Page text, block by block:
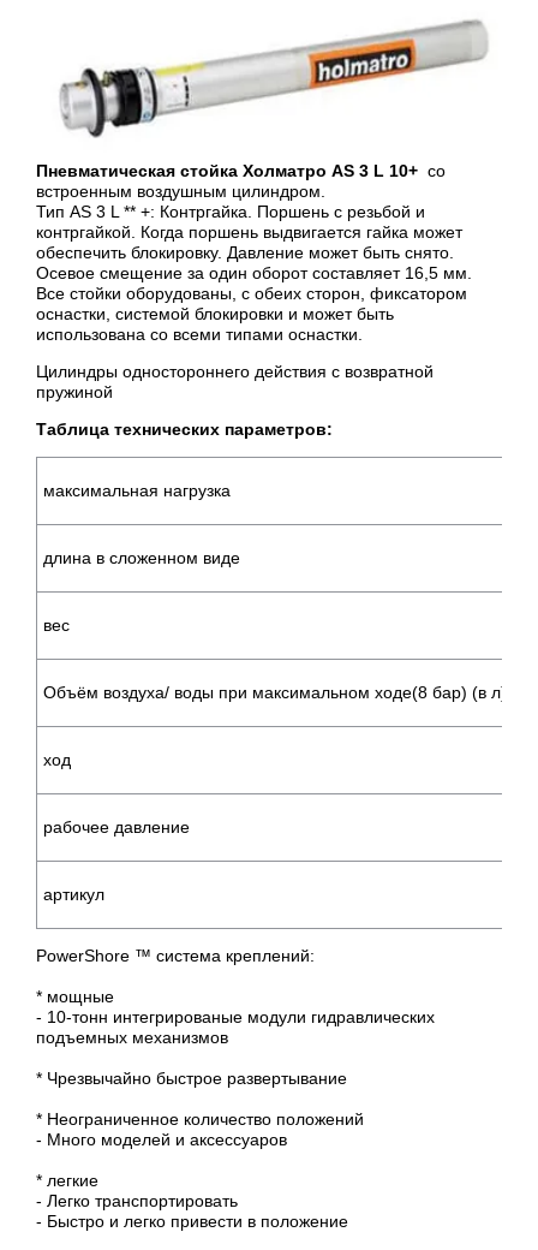
Пневматическая стойка Холматро AS 3 L 10+ со
встроенным воздушным цилиндром.
Тип AS 3 L ** +: Контргайка. Поршень с резьбой и
контргайкой. Когда поршень выдвигается гайка может
обеспечить блокировку. Давление может быть снято.
Осевое смещение за один оборот составляет 16,5 мм.
Все стойки оборудованы, с обеих сторон, фиксатором
оснастки, системой блокировки и может быть
использована со всеми типами оснастки.
Цилиндры одностороннего действия с возвратной
пружиной
Таблица технических параметров:
максимальная нагрузка
длина в сложенном виде
вес
Объём воздуха/ воды при максимальном ходе(8 бар) (в л)
ход
рабочее давление
артикул
PowerShore ™ система креплений:
* мощные
- 10-тонн интегрированые модули гидравлических
подъемных механизмов
* Чрезвычайно быстрое развертывание
* Неограниченное количество положений
- Много моделей и аксессуаров
* легкие
- Легко транспортировать
- Быстро и легко привести в положение